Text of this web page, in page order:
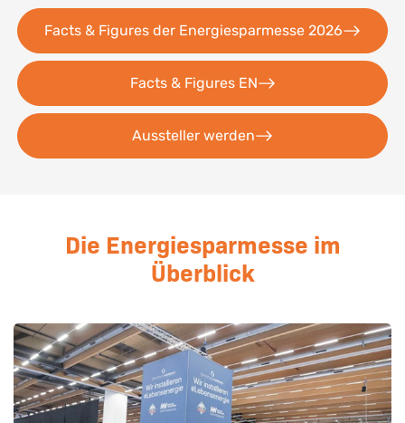
Facts & Figures der Energiesparmesse 2026
Facts & Figures EN
Aussteller werden
Die Energiesparmesse im
Überblick